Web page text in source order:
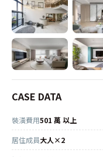
CASE DATA
裝潢費用501 萬 以上
居住成員大人×2